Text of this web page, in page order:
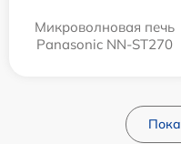
Микроволновая печь
Panasonic NN-ST270